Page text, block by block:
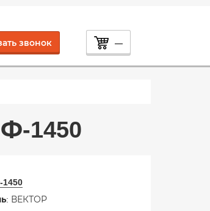
звонок —
1450
: ВЕКТОР